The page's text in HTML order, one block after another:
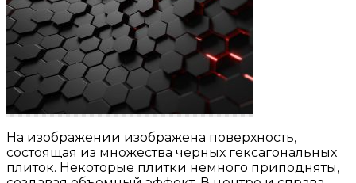
На изображении изображена поверхность,
состоящая из множества черных гексагональных
плиток. Некоторые плитки немного приподняты,